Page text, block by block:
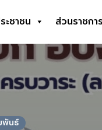
ะชาชน ส่วนราชก
พันธ์